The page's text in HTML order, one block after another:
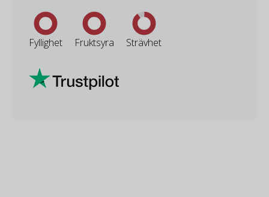
Fyllighet Fruktsyra Strävhet